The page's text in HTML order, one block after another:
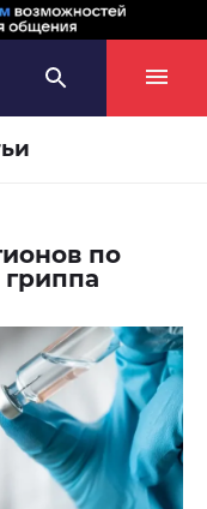
по